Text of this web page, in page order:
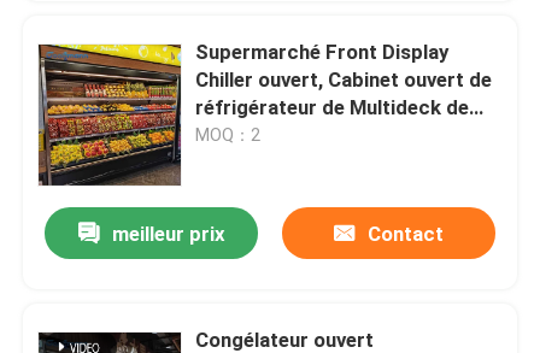
Contrôle de qualité
Contactez-nous
Demandez une citation
Refroidisseur ouvert à plusieurs étages
Supermarché Front Display
Chiller ouvert, Cabinet ouvert de
réfrigérateur de Multideck de
fruit de rideau aérien
MOQ：2
meilleur prix Contact
Congélateur ouvert